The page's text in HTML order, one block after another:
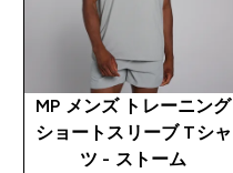
MP メンズ トレーニング
ショートスリーブ Tシャ
ツ - ストーム